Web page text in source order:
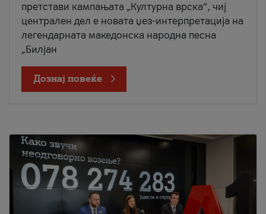
претстави кампањата „Културна врска“, чиј
централен дел е новата џез-интерпретација на
легендарната македонска народна песна
„Билјан
Дознај повеќе